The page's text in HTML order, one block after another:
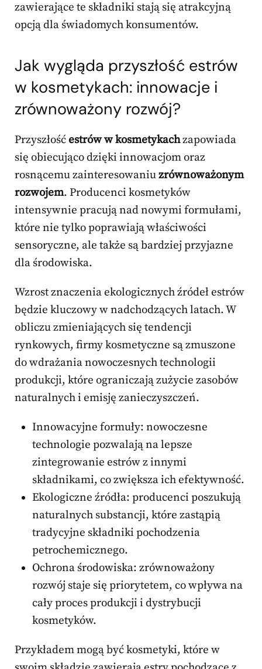
zawierające te składniki stają się atrakcyjną
opcją dla świadomych konsumentów.
Jak wygląda przyszłość estrów
w kosmetykach: innowacje i
zrównoważony rozwój?
Przyszłośćestrów w kosmetykachzapowiada
się obiecująco dzięki innowacjom oraz
rosnącemu zainteresowaniuzrównoważonym
rozwojem. Producenci kosmetyków
intensywnie pracują nad nowymi formułami,
które nie tylko poprawiają właściwości
sensoryczne, ale także są bardziej przyjazne
dla środowiska.
Wzrost znaczenia ekologicznych źródeł estrów
będzie kluczowy w nadchodzących latach. W
obliczu zmieniających się tendencji
rynkowych, firmy kosmetyczne są zmuszone
do wdrażania nowoczesnych technologii
produkcji, które ograniczają zużycie zasobów
naturalnych i emisję zanieczyszczeń.
Innowacyjne formuły: nowoczesne
technologie pozwalają na lepsze
zintegrowanie estrów z innymi
składnikami, co zwiększa ich efektywność.
Ekologiczne źródła: producenci poszukują
naturalnych substancji, które zastąpią
tradycyjne składniki pochodzenia
petrochemicznego.
Ochrona środowiska: zrównoważony
rozwój staje się priorytetem, co wpływa na
cały proces produkcji i dystrybucji
kosmetyków.
Przykładem mogą być kosmetyki, które w